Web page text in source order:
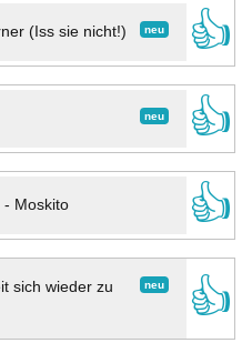
neu
(Iss sie nicht!)
👍
neu
👍
- Moskito
👍
neu
sich wieder zu
👍